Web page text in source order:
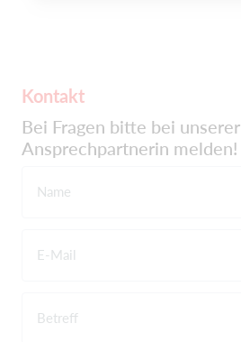
Kontakt
Bei Fragen bitte bei unserer
Ansprechpartnerin melden!
Name
E-Mail
Betreff